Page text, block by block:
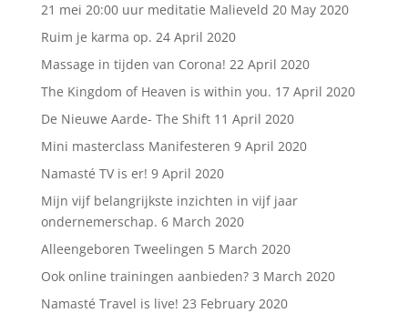
21 mei 20:00 uur meditatie Malieveld 20 May 2020
Ruim je karma op. 24 April 2020
Massage in tijden van Corona! 22 April 2020
The Kingdom of Heaven is within you. 17 April 2020
De Nieuwe Aarde- The Shift 11 April 2020
Mini masterclass Manifesteren 9 April 2020
Namasté TV is er! 9 April 2020
Mijn vijf belangrijkste inzichten in vijf jaar
ondernemerschap. 6 March 2020
Alleengeboren Tweelingen 5 March 2020
Ook online trainingen aanbieden? 3 March 2020
Namasté Travel is live! 23 February 2020